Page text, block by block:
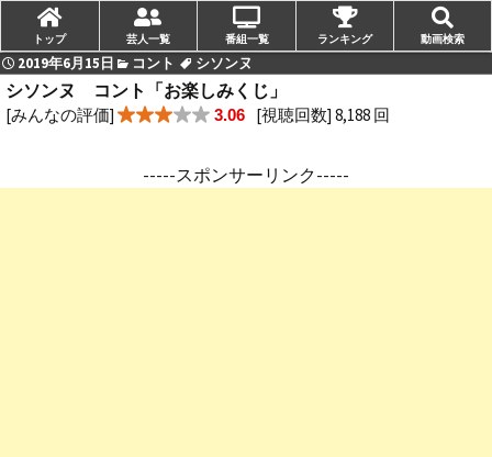
2019年6月15日 コント
シソンヌ
シソンヌ コント「お楽しみくじ」
[みんなの評価] 3.06 [視聴回数] 8,188 回
-----スポンサーリンク-----
トップ 芸人一覧 番組一覧 ランキング 動画検索